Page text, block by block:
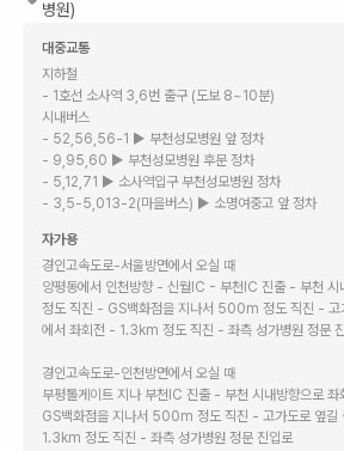
병원)
대중교통
지하철
- 1호선 소사역 3,6번 출구 (도보 8~10분)
시내버스
- 52,56,56-1 ▶ 부천성모병원 앞 정차
- 9,95,60 ▶ 부천성모병원 후문 정차
- 5,12,71 ▶ 소사역입구 부천성모병원 정차
- 3,5-5,013-2(마을버스) ▶ 소명여중고 앞 정차
자가용
경인고속도로-서울방면에서 오실 때
양평동에서 인천방향 - 신월IC - 부천IC 진출 - 부천
정도 직진 - GS백화점을 지나서 500m 정도 직진 - 고
에서 좌회전 - 1.3km 정도 직진 - 좌측 성가병원 정문
경인고속도로-인천방면에서 오실 때
부평톨게이트 지나 부천IC 진출 - 부천 시내방향으로
GS백화점을 지나서 500m 정도 직진 - 고가도로 옆길
1.3km 정도 직진 - 좌측 성가병원 정문 진입로